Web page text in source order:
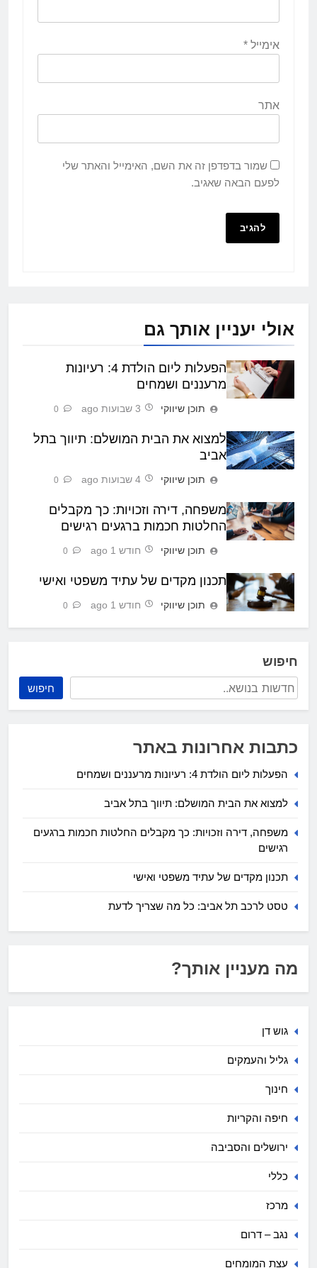
אימייל *
אתר
שמור בדפדפן זה את השם, האימייל והאתר שלי
לפעם הבאה שאגיב.
אולי יעניין אותך גם
הפעלות ליום הולדת 4: רעיונות
מרעננים ושמחים
תוכן שיווקי 3 שבועות ago 0
למצוא את הבית המושלם: תיווך בתל
אביב
תוכן שיווקי 4 שבועות ago 0
משפחה, דירה וזכויות: כך מקבלים
החלטות חכמות ברגעים רגישים
תוכן שיווקי חודש 1 ago 0
תכנון מקדים של עתיד משפטי ואישי
תוכן שיווקי חודש 1 ago 0
חיפוש
חיפוש
כתבות אחרונות באתר
הפעלות ליום הולדת 4: רעיונות מרעננים ושמחים
למצוא את הבית המושלם: תיווך בתל אביב
משפחה, דירה וזכויות: כך מקבלים החלטות חכמות ברגעים
רגישים
תכנון מקדים של עתיד משפטי ואישי
טסט לרכב תל אביב: כל מה שצריך לדעת
מה מעניין אותך?
גוש דן
גליל והעמקים
חינוך
חיפה והקריות
ירושלים והסביבה
כללי
מרכז
נגב – דרום
עצת המומחים